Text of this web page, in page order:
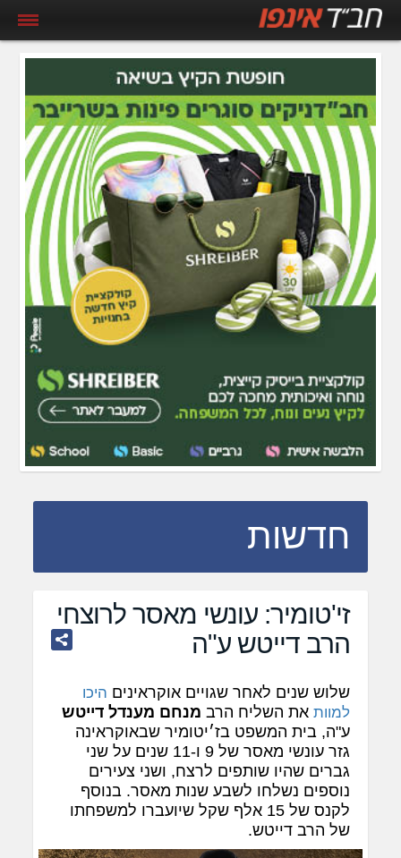
חדשות
זי'טומיר: עונשי מאסר לרוצחי
הרב דייטש ע"ה
שלוש שנים לאחר שגויים אוקראינים היכו
למוות את השליח הרב מנחם מענדל דייטש
ע"ה, בית המשפט בז׳יטומיר שבאוקראינה
גזר עונשי מאסר של 9 ו-11 שנים על שני
גברים שהיו שותפים לרצח, ושני צעירים
נוספים נשלחו לשבע שנות מאסר. בנוסף
לקנס של 15 אלף שקל שיועברו למשפחתו
של הרב דייטש.